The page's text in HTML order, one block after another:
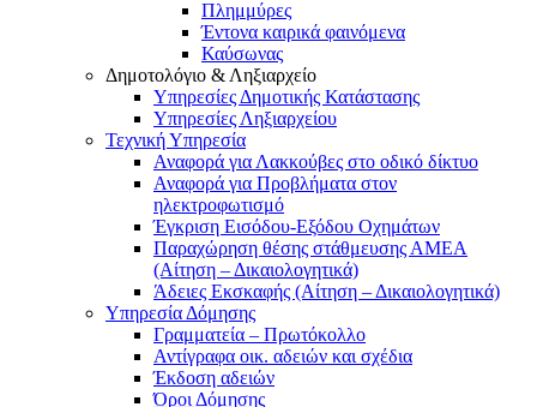
Πλημμύρες
Έντονα καιρικά φαινόμενα
Καύσωνας
Δημοτολόγιο & Ληξιαρχείο
Υπηρεσίες Δημοτικής Κατάστασης
Υπηρεσίες Ληξιαρχείου
Τεχνική Υπηρεσία
Αναφορά για Λακκούβες στο οδικό δίκτυο
Αναφορά για Προβλήματα στον
ηλεκτροφωτισμό
Έγκριση Εισόδου-Εξόδου Οχημάτων
Παραχώρηση θέσης στάθμευσης ΑΜΕΑ
(Αίτηση – Δικαιολογητικά)
Άδειες Εκσκαφής (Αίτηση – Δικαιολογητικά)
Υπηρεσία Δόμησης
Γραμματεία – Πρωτόκολλο
Αντίγραφα οικ. αδειών και σχέδια
Έκδοση αδειών
Όροι Δόμησης